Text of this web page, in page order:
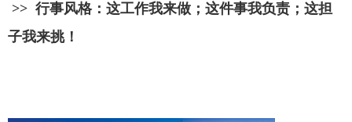
>> 行事风格：这工作我来做；这件事我负责；这担
子我来挑！